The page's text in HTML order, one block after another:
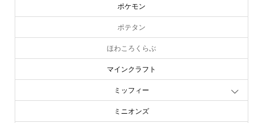
ポケモン
ポテタン
ほわころくらぶ
マインクラフト
ミッフィー
ミニオンズ